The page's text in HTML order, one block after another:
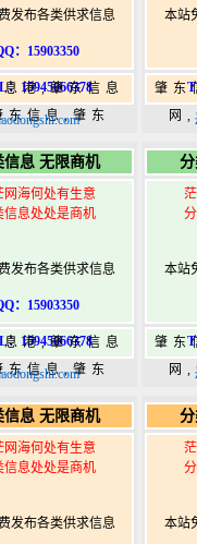
发布各类供求信息
：15903350
：15945066378
息港,肇东信息
东信息,肇东
本站
肇东
网
港
信息 无限商机
网海何处有生意
信息处处是商机
发布各类供求信息
：15903350
：15945066378
息港,肇东信息
东信息,肇东
本站
肇东
网
港
信息 无限商机
网海何处有生意
信息处处是商机
发布各类供求信息 本站